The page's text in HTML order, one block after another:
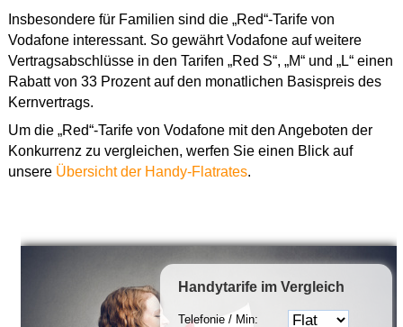
Insbesondere für Familien sind die „Red“-Tarife von
Vodafone interessant. So gewährt Vodafone auf weitere
Vertragsabschlüsse in den Tarifen „Red S“, „M“ und „L“ einen
Rabatt von 33 Prozent auf den monatlichen Basispreis des
Kernvertrags.
Um die „Red“-Tarife von Vodafone mit den Angeboten der
Konkurrenz zu vergleichen, werfen Sie einen Blick auf
unsere Übersicht der Handy-Flatrates.
Handytarife im Vergleich
Telefonie / Min: